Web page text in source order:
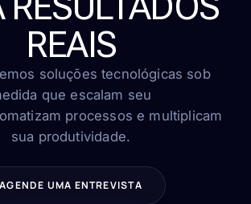
FALE CONOSCO
REAIS
soluções tecnológicas sob
que escalam seu
processos e multiplicam
sua produtividade.
AGENDE UMA ENTREVISTA